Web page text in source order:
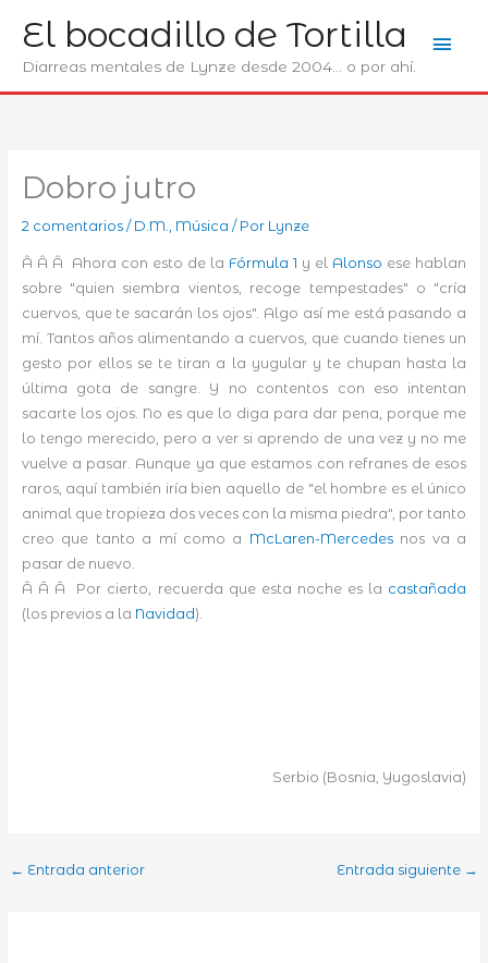
contenido
El bocadillo de Tortilla
Diarreas mentales de Lynze desde 2004... o por ahí.
Dobro jutro
2 comentarios / D.M. Música / Por Lynze
Â Â Â Ahora con esto de la Fórmula 1 y el Alonso ese hablan
sobre "quien siembra vientos, recoge tempestades" o "cría
cuervos, que te sacarán los ojos". Algo así me está pasando a
mí. Tantos años alimentando a cuervos, que cuando tienes un
gesto por ellos se te tiran a la yugular y te chupan hasta la
última gota de sangre. Y no contentos con eso intentan
sacarte los ojos. No es que lo diga para dar pena, porque me
lo tengo merecido, pero a ver si aprendo de una vez y no me
vuelve a pasar. Aunque ya que estamos con refranes de esos
raros, aquí también iría bien aquello de "el hombre es el único
animal que tropieza dos veces con la misma piedra", por tanto
creo que tanto a mí como a McLaren-Mercedesnos va a
pasar de nuevo.
Â Â Â Por cierto, recuerda que esta noche es la castañada
(los previos a la Navidad).
Serbio (Bosnia, Yugoslavia)
← Entrada anterior Entrada siguiente →